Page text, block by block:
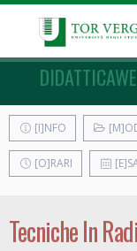
[I]NFO
[O]RARI
Tecniche In